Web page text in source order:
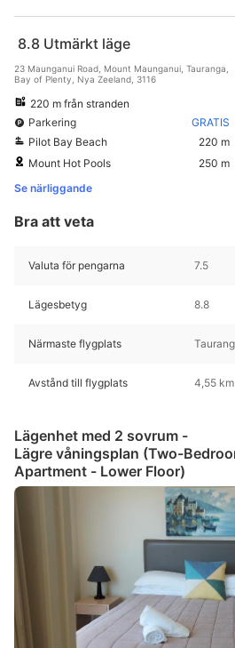
8.8 Utmärkt läge
23 Maunganui Road, Mount Maunganui, Tauranga,
Bay of Plenty, Nya Zeeland, 3116
220 m från stranden
Parkering
GRATIS
Pilot Bay Beach
220 m
Mount Hot Pools
250 m
Se närliggande
Bra att veta
Valuta för pengarna 7.5
Lägesbetyg 8.8
Närmaste flygplats
Avstånd till flygplats 4,55 km
Lägenhet med 2 sovrum -
Lägre våningsplan (Two-
Apartment - Lower Floor)